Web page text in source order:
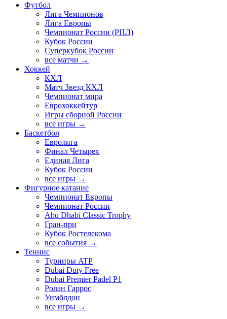
Футбол
Лига Чемпионов
Лига Европы
Чемпионат России (РПЛ)
Кубок России
Суперкубок России
все матчи →
Хоккей
КХЛ
Матч Звезд КХЛ
Чемпионат мира
Еврохоккейтур
Игры сборной России
все игры →
Баскетбол
Евролига
Финал Четырех
Единая Лига
Кубок России
все игры →
Фигурное катание
Чемпионат Европы
Чемпионат России
Abu Dhabi Classic Trophy
Гран-при
Кубок Ростелекома
все события →
Теннис
Турниры ATP
Dubai Duty Free
Dubai Premier Padel P1
Ролан Гаррос
Уимблдон
все игры →